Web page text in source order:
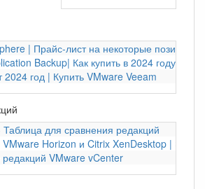
| Прайс-лист на некоторые позиции
Backup| Как купить в 2024 году?
2024 год | Купить VMware Veeam
для сравнения редакций
Horizon и Citrix XenDesktop |
VMware vCenter